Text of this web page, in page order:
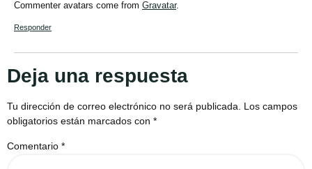
Commenter avatars come from Gravatar.
Responder
Deja una respuesta
Tu dirección de correo electrónico no será publicada.
Los campos
obligatorios están marcados con *
Comentario *